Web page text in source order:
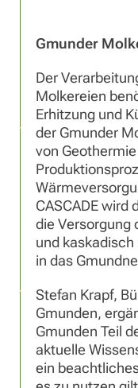
Gmunder
Der
Molkereien
Erhitzung und
der Gmunder
von
CASCADE wird
die Versorgung
und
in das
Stefan Krapf,
Gmunden,
Gmunden Teil
aktuelle
ein